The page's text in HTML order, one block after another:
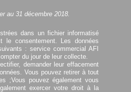
au 31 décembre 2018.
dans un fichier informatisé
le consentement. Les données
: service commercial AFI
du jour de leur collecte.
demander leur effacement
Vous pouvez retirer à tout
;Vous pouvez également vous
exercer votre droit à la